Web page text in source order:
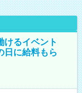
けるイベント
に給料もら